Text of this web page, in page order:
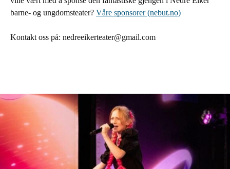
barne- og ungdomsteater? Våre sponsorer (nebut.no)
Kontakt oss på: nedreeikerteater@gmail.com